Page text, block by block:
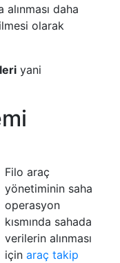
daha
olarak
yani
Filo araç
yönetiminin saha
operasyon
kısmında sahada
verilerin alınması
için araç takip